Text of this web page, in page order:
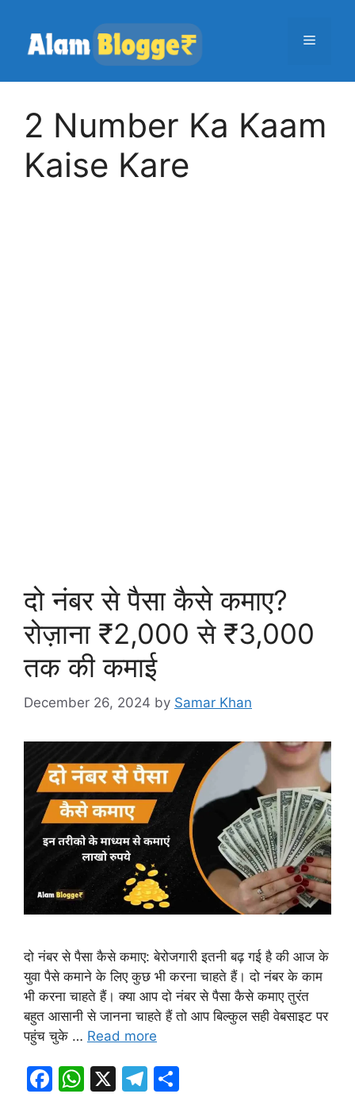
content
Menu
2 Number Ka Kaam
Kaise Kare
दो नंबर से पैसा कैसे कमाए?
रोज़ाना ₹2,000 से ₹3,000
तक की कमाई
December 26, 2024 by Samar Khan
दो नंबर से पैसा कैसे कमाए: बेरोजगारी इतनी बढ़ गई है की आज के
युवा पैसे कमाने के लिए कुछ भी करना चाहते हैं। दो नंबर के काम
भी करना चाहते हैं। क्या आप दो नंबर से पैसा कैसे कमाए तुरंत
बहुत आसानी से जानना चाहते हैं तो आप बिल्कुल सही वेबसाइट पर
पहुंच चुके … Read more
F
W X
T